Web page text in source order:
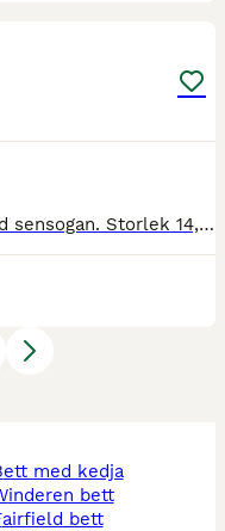
Sprenger bett eggbett kk ultra med sensogan. Storlek 14,5. Nypris 2049kr Mitt pris 1000kr Finns i Varberg. Kan skickas, köpare betalar frakt.
bett med kedja
winderen bett
fairfield bett